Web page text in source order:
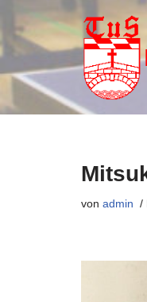
Zum
springen
von admin